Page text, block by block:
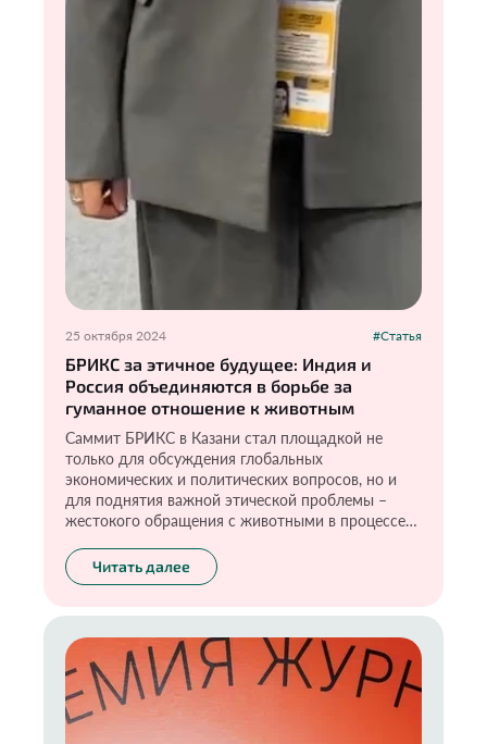
25 октября 2024 #Статья
БРИКС за этичное будущее: Индия и
Россия объединяются в борьбе за
гуманное отношение к животным
Саммит БРИКС в Казани стал площадкой не
только для обсуждения глобальных
экономических и политических вопросов, но и
для поднятия важной этической проблемы –
жестокого обращения с животными в процессе
Движение за этичное потребление набирает
рамках БРИКС.
Читать далее